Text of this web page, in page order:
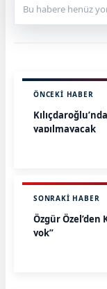
Bu habere henüz
ÖNCEKI HABER
yapılmayacak
SONRAKI HABER
Özgür Özel’den
yok”